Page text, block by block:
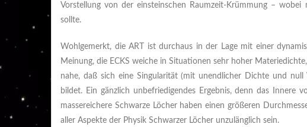
Vorstellung von der einsteinschen Raumzeit-Krümmung –
sollte.
Wohlgemerkt, die ART ist durchaus in der Lage mit einer
Meinung, die ECKS weiche in Situationen sehr hoher
nahe, daß sich eine Singularität (mit unendlicher Dichte und
bildet. Ein gänzlich unbefriedigendes Ergebnis, denn das Innere
massereichere Schwarze Löcher haben einen größeren
aller Aspekte der Physik Schwarzer Löcher unzulänglich sein.